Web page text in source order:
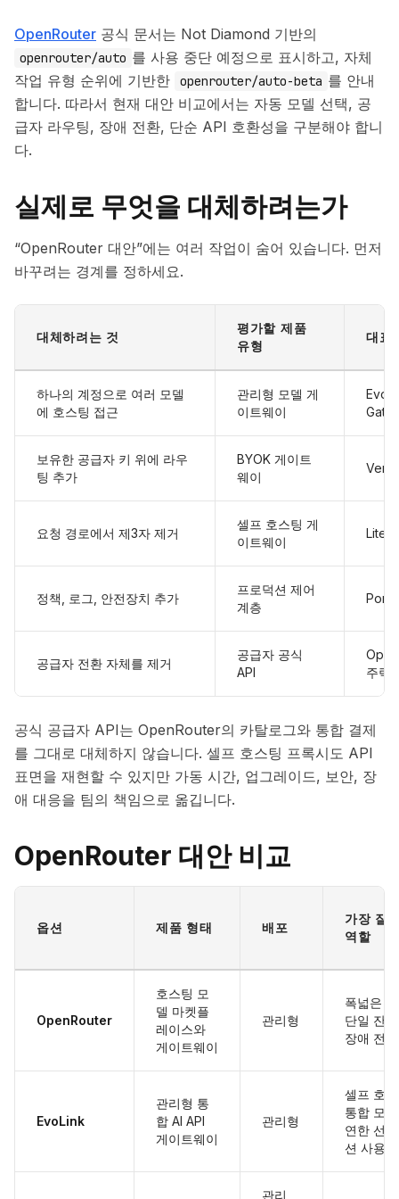
OpenRouter 공식 문서는 Not Diamond 기반의
openrouter/auto 를 사용 중단 예정으로 표시하고, 자체
작업 유형 순위에 기반한
openrouter/auto-beta 를 안내
합니다. 따라서 현재 대안 비교에서는 자동 모델 선택, 공
급자 라우팅, 장애 전환, 단순 API 호환성을 구분해야 합니
다.
실제로 무엇을 대체하려는가
“OpenRouter 대안”에는 여러 작업이 숨어 있습니다. 먼저
바꾸려는 경계를 정하세요.
대체하려는 것
평가할 제품
유형
대표
하나의 계정으로 여러 모델
에 호스팅 접근
관리형 모델 게
이트웨이
보유한 공급자 키 위에 라우
팅 추가
BYOK 게이트
웨이
요청 경로에서 제3자 제거
셀프 호스팅 게
이트웨이
정책, 로그, 안전장치 추가
프로덕션 제어
계층
공급자 전환 자체를 제거
공급자 공식
API
주력
공식 공급자 API는 OpenRouter의 카탈로그와 통합 결제
를 그대로 대체하지 않습니다. 셀프 호스팅 프록시도 API
표면을 재현할 수 있지만 가동 시간, 업그레이드, 보안, 장
애 대응을 팀의 책임으로 옮깁니다.
OpenRouter 대안 비교
옵션 제품 형태 배포
가장 잘
역할
OpenRouter
호스팅 모
델 마켓플
레이스와
게이트웨이
관리형
폭넓은
단일 잔
장애 전환
EvoLink
관리형 통
합 AI API
게이트웨이
관리형
셀프 호
통합 모
연한 선
션 사용
관리